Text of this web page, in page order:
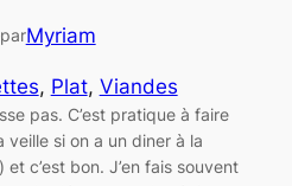
parMyriam
, Plat, Viandes
pas. C’est pratique à faire
veille si on a un diner à la
c’est bon. J’en fais souvent